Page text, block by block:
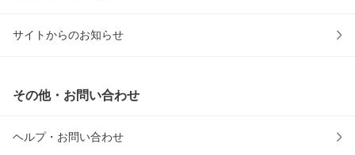
サイトからのお知らせ
その他・お問い合わせ
ヘルプ・お問い合わせ